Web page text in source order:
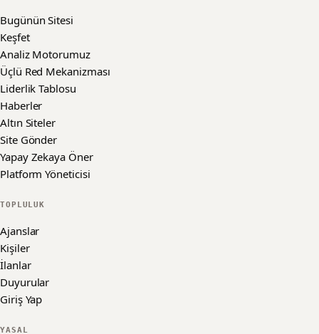
Bugünün Sitesi
Keşfet
Analiz Motorumuz
Üçlü Red Mekanizması
Liderlik Tablosu
Haberler
Altın Siteler
Site Gönder
Yapay Zekaya Öner
Platform Yöneticisi
TOPLULUK
Ajanslar
Kişiler
İlanlar
Duyurular
Giriş Yap
YASAL